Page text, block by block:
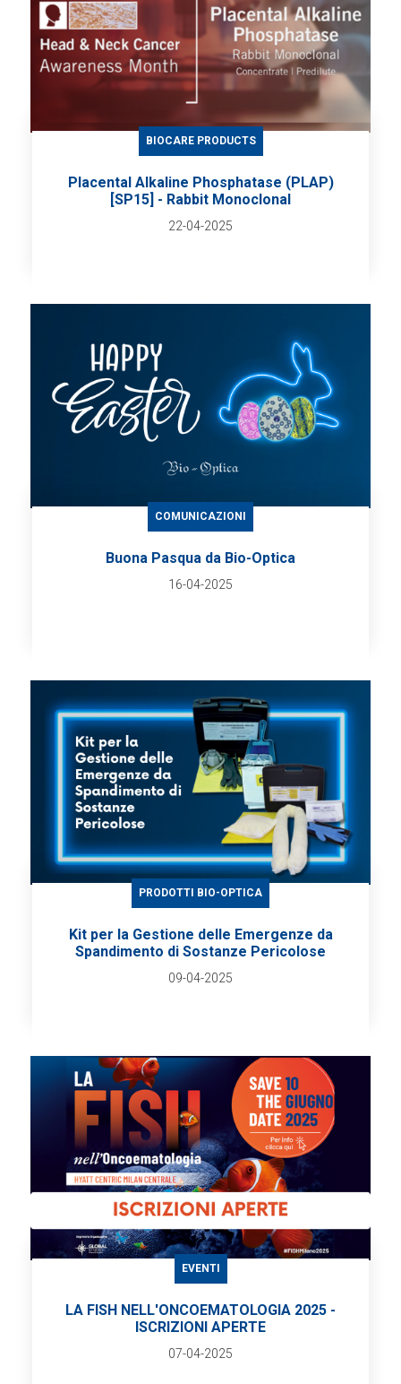
BIOCARE PRODUCTS
Placental Alkaline Phosphatase (PLAP)
[SP15] - Rabbit Monoclonal
22-04-2025
COMUNICAZIONI
Buona Pasqua da Bio-Optica
16-04-2025
PRODOTTI BIO-OPTICA
Kit per la Gestione delle Emergenze da
Spandimento di Sostanze Pericolose
09-04-2025
EVENTI
LA FISH NELL'ONCOEMATOLOGIA 2025 -
ISCRIZIONI APERTE
07-04-2025